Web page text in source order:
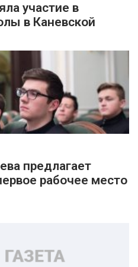
участие в
в Каневской
предлагает
рабочее место